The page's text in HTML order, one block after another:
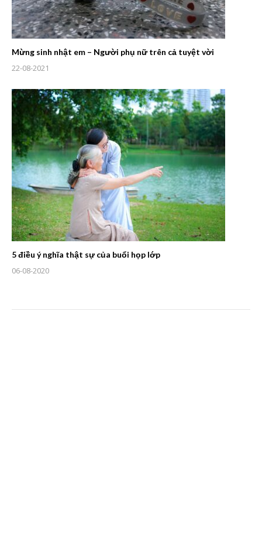
Mừng sinh nhật em – Người phụ nữ trên cả tuyệt vời
22-08-2021
5 điều ý nghĩa thật sự của buổi họp lớp
06-08-2020